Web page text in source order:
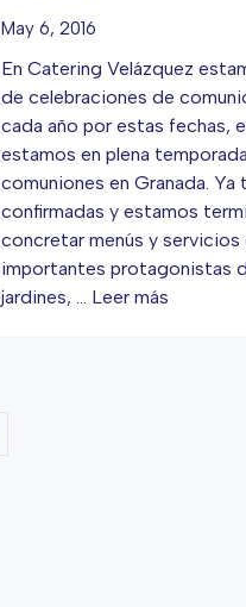
May 6, 2016
En Catering Velázquez
de celebraciones de
cada año por estas fechas,
estamos en plena
comuniones en Granada. Ya
confirmadas y estamos
concretar menús y servicios
importantes protagonistas
jardines, … Leer más